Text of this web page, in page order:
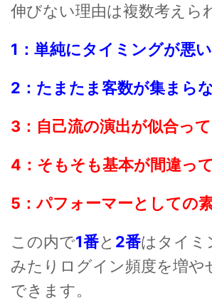
伸びない理由は複数考えら
1：単純にタイミングが悪い
2：たまたま客数が集まら
3：自己流の演出が似合っ
4：そもそも基本が間違っ
5：パフォーマーとしての
この内で1番と 2番はタイミ
みたりログイン頻度を増や
できます。